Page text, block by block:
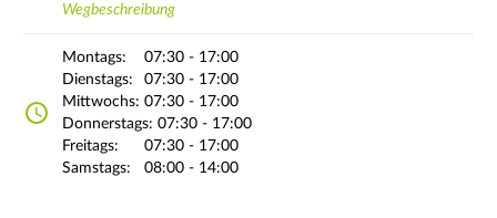
Wegbeschreibung
Montags:
07:30 - 17:00
Dienstags:
07:30 - 17:00
Mittwochs: 07:30 - 17:00
Donnerstags: 07:30 - 17:00
Freitags:
07:30 - 17:00
Samstags:
08:00 - 14:00